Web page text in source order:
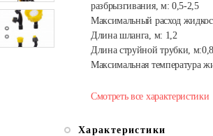
разбрызгивания, м: 0,5-2,5
Максимальный расход
Длина шланга, м: 1,2
Длина струйной трубки, м:0,8
Максимальная температура
Смотреть все характеристики
Характеристики